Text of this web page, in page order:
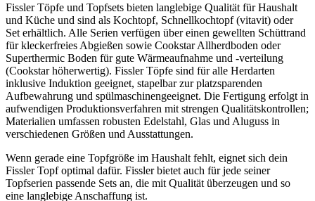
Fissler Töpfe und Topfsets bieten langlebige Qualität für Haushalt
und Küche und sind als Kochtopf, Schnellkochtopf (vitavit) oder
Set erhältlich. Alle Serien verfügen über einen gewellten Schüttrand
für kleckerfreies Abgießen sowie Cookstar Allherdboden oder
Superthermic Boden für gute Wärmeaufnahme und -verteilung
(Cookstar höherwertig). Fissler Töpfe sind für alle Herdarten
inklusive Induktion geeignet, stapelbar zur platzsparenden
Aufbewahrung und spülmaschinengeeignet. Die Fertigung erfolgt in
aufwendigen Produktionsverfahren mit strengen Qualitätskontrollen;
Materialien umfassen robusten Edelstahl, Glas und Aluguss in
verschiedenen Größen und Ausstattungen.
Wenn gerade eine Topfgröße im Haushalt fehlt, eignet sich dein
Fissler Topf optimal dafür. Fissler bietet auch für jede seiner
Topfserien passende Sets an, die mit Qualität überzeugen und so
eine langlebige Anschaffung ist.